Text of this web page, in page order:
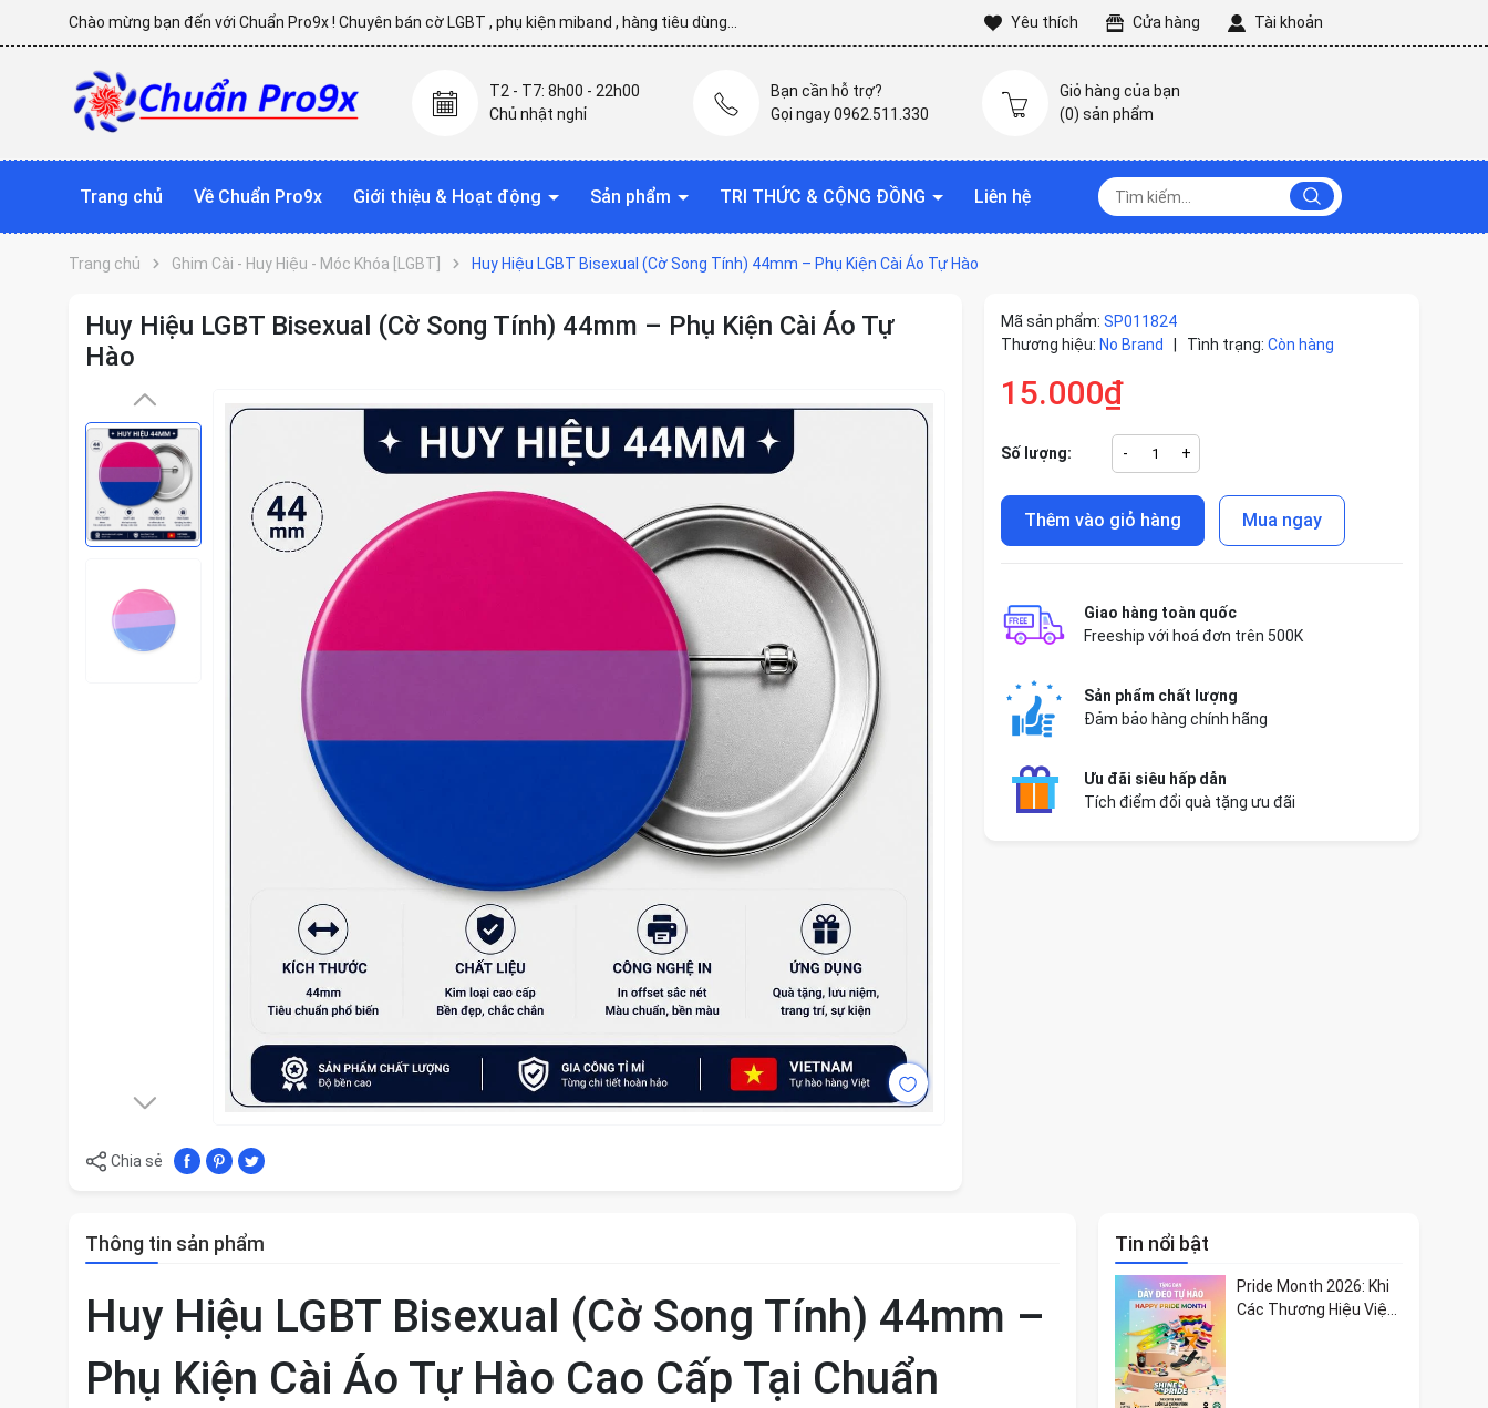
Chào mừng bạn đến với Chuẩn Pro9x ! Chuyên bán cờ LGBT , phụ kiện miband , hàng tiêu dùng... Yêu thích Cửa hàng Tài khoản
T2 - T7: 8h00 - 22h00
Chủ nhật nghỉ
Bạn cần hỗ trợ?
Gọi ngay 0962.511.330
Giỏ hàng của bạn
(0) sản phẩm
Trang chủ Về Chuẩn Pro9x Giới thiệu & Hoạt động Sản phẩm TRI THỨC & CỘNG ĐỒNG Liên hệ
Trang chủ Ghim Cài - Huy Hiệu - Móc Khóa [LGBT] Huy Hiệu LGBT Bisexual (Cờ Song Tính) 44mm – Phụ Kiện Cài Áo Tự Hào
Huy Hiệu LGBT Bisexual (Cờ Song Tính) 44mm – Phụ Kiện Cài Áo Tự
Hào
Chia sẻ
Mã sản phẩm: SP011824
Thương hiệu: No Brand Tình trạng: Còn hàng
15.000₫
Số lượng: - +
Thêm vào giỏ hàng Mua ngay
Giao hàng toàn quốc
Freeship với hoá đơn trên 500K
Sản phẩm chất lượng
Đảm bảo hàng chính hãng
Ưu đãi siêu hấp dẫn
Tích điểm đổi quà tặng ưu đãi
Thông tin sản phẩm
Huy Hiệu LGBT Bisexual (Cờ Song Tính) 44mm –
Phụ Kiện Cài Áo Tự Hào Cao Cấp Tại Chuẩn
Tin nổi bật
Pride Month 2026: Khi
Các Thương Hiệu Việt